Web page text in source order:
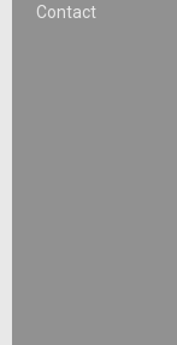
Contact